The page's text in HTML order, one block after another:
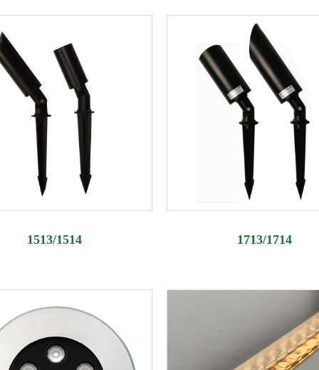
1513/1514 1713/1714